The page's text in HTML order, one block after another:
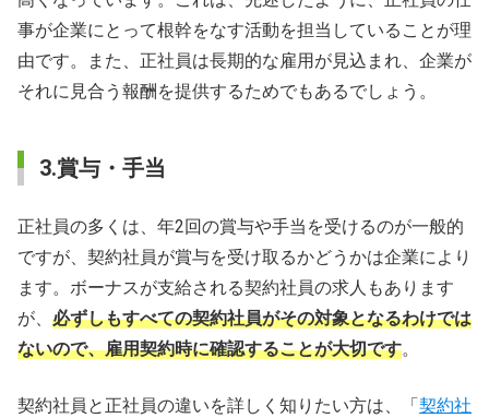
事が企業にとって根幹をなす活動を担当していることが理
由です。また、正社員は長期的な雇用が見込まれ、企業が
それに見合う報酬を提供するためでもあるでしょう。
3.賞与・手当
正社員の多くは、年2回の賞与や手当を受けるのが一般的
ですが、契約社員が賞与を受け取るかどうかは企業により
ます。ボーナスが支給される契約社員の求人もあります
が、 必ずしもすべての契約社員がその対象となるわけでは
ないので、雇用契約時に確認することが大切です。
契約社員と正社員の違いを詳しく知りたい方は、「 契約社